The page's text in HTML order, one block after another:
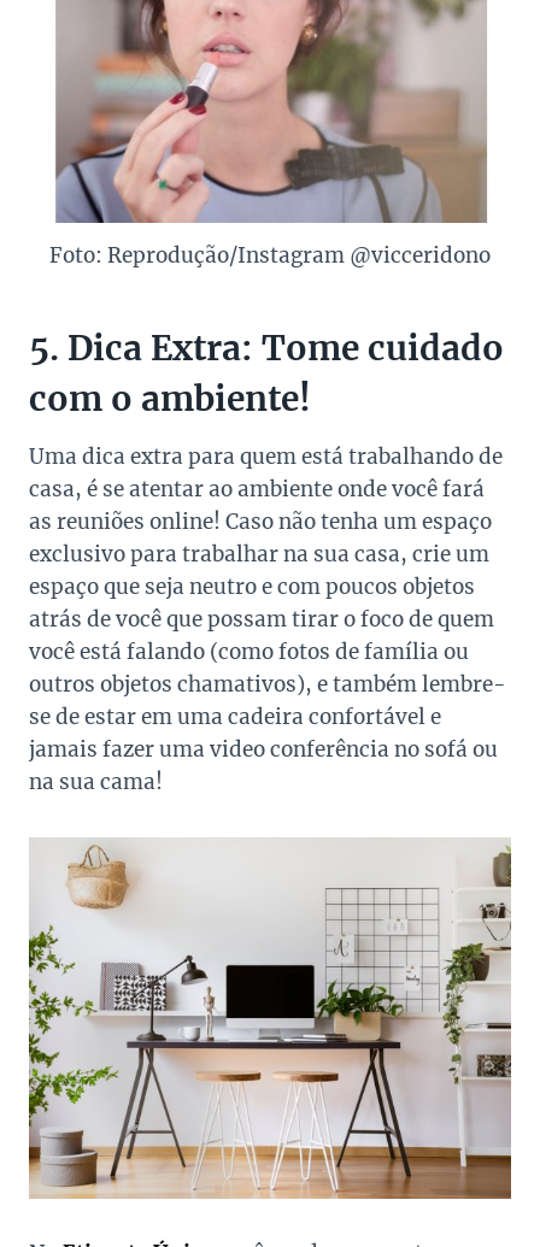
Foto: Reprodução/Instagram @vicceridono
5. Dica Extra: Tome cuidado
com o ambiente!
Uma dica extra para quem está trabalhando de
casa, é se atentar ao ambiente onde você fará
as reuniões online! Caso não tenha um espaço
exclusivo para trabalhar na sua casa, crie um
espaço que seja neutro e com poucos objetos
atrás de você que possam tirar o foco de quem
você está falando (como fotos de família ou
outros objetos chamativos), e também lembre-
se de estar em uma cadeira confortável e
jamais fazer uma video conferência no sofá ou
na sua cama!